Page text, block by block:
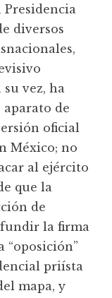
Presidencia
diversos
vez, ha
de
oficial
México; no
al ejército
que la
de
la firma
“oposición”
priísta
mapa, y